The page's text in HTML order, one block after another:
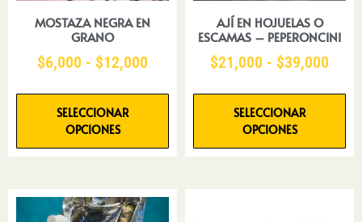
MOSTAZA NEGRA EN
GRANO
$6,000 - $12,000
SELECCIONAR
OPCIONES
AJÍ EN HOJUELAS O
ESCAMAS – PEPERONCINI
$21,000 - $39,000
SELECCIONAR
OPCIONES